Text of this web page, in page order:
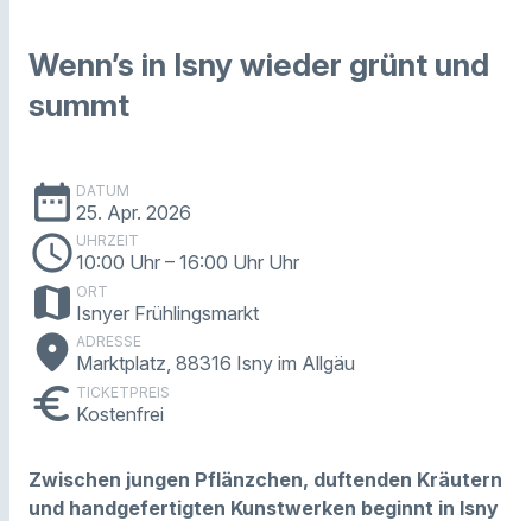
Wenn’s in Isny wieder grünt und
summt
date_range DATUM
25. Apr. 2026
schedule UHRZEIT
10:00 Uhr – 16:00 Uhr Uhr
map ORT
Isnyer Frühlingsmarkt
place ADRESSE
Marktplatz, 88316 Isny im Allgäu
euro TICKETPREIS
Kostenfrei
Zwischen jungen Pflänzchen, duftenden Kräutern
und handgefertigten Kunstwerken beginnt in Isny